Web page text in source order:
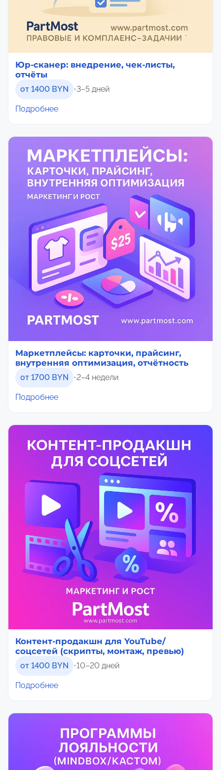
Юр-сканер: внедрение, чек-листы,
отчёты
от 1400 BYN •3–5 дней
Подробнее
Маркетплейсы: карточки, прайсинг,
внутренняя оптимизация, отчётность
от 1700 BYN •2–4 недели
Подробнее
Контент-продакшн для YouTube/
соцсетей (скрипты, монтаж, превью)
от 1400 BYN •10–20 дней
Подробнее